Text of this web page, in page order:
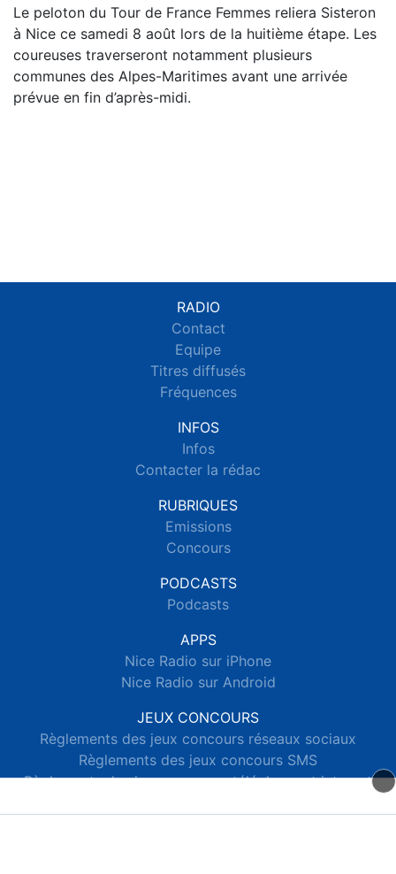
Le peloton du Tour de France Femmes reliera Sisteron
à Nice ce samedi 8 août lors de la huitième étape. Les
coureuses traverseront notamment plusieurs
communes des Alpes-Maritimes avant une arrivée
prévue en fin d’après-midi.
RADIO
Contact
Equipe
Titres diffusés
Fréquences
INFOS
Infos
Contacter la rédac
RUBRIQUES
Emissions
Concours
PODCASTS
Podcasts
APPS
Nice Radio sur iPhone
Nice Radio sur Android
JEUX CONCOURS
Règlements des jeux concours réseaux sociaux
Règlements des jeux concours SMS
Règlements des jeux concours téléphone et internet